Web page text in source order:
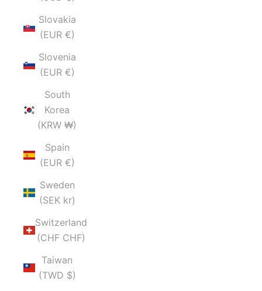
Slovakia
(EUR €)
Slovenia
(EUR €)
South
Korea
(KRW ₩)
Spain
(EUR €)
Sweden
(SEK kr)
Switzerland
(CHF CHF)
Taiwan
(TWD $)